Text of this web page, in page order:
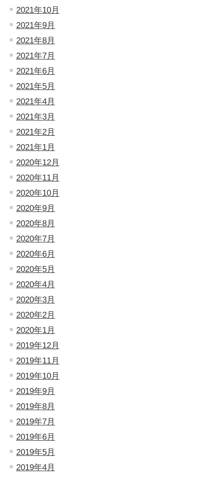
2021年10月
2021年9月
2021年8月
2021年7月
2021年6月
2021年5月
2021年4月
2021年3月
2021年2月
2021年1月
2020年12月
2020年11月
2020年10月
2020年9月
2020年8月
2020年7月
2020年6月
2020年5月
2020年4月
2020年3月
2020年2月
2020年1月
2019年12月
2019年11月
2019年10月
2019年9月
2019年8月
2019年7月
2019年6月
2019年5月
2019年4月